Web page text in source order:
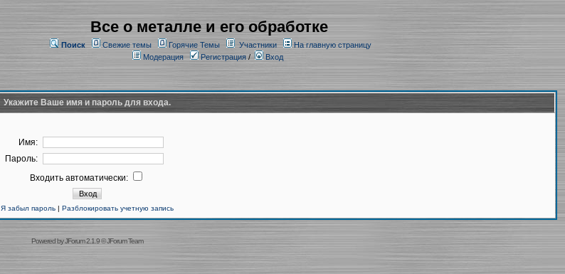
Все о металле и его обработке
Поиск Свежие темы Горячие Темы Участники
На главную страницу
Модерация
Регистрация/ Вход
Укажите Ваше имя и пароль для входа.
Имя:
Пароль:
Входить автоматически:
Я забыл пароль| Разблокировать учетную запись
Powered byJForum 2.1.9©JForum Team